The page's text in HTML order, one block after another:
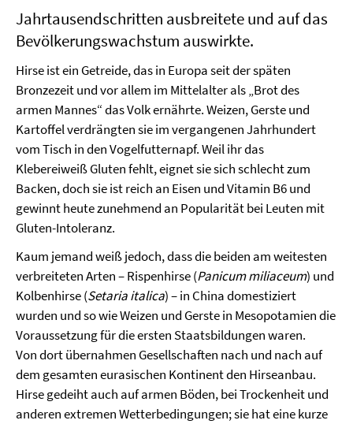
Jahrtausendschritten ausbreitete und auf das
Bevölkerungswachstum auswirkte.
Hirse ist ein Getreide, das in Europa seit der späten
Bronzezeit und vor allem im Mittelalter als „Brot des
armen Mannes“ das Volk ernährte. Weizen, Gerste und
Kartoffel verdrängten sie im vergangenen Jahrhundert
vom Tisch in den Vogelfutternapf. Weil ihr das
Klebereiweiß Gluten fehlt, eignet sie sich schlecht zum
Backen, doch sie ist reich an Eisen und Vitamin B6 und
gewinnt heute zunehmend an Popularität bei Leuten mit
Gluten-Intoleranz.
Kaum jemand weiß jedoch, dass die beiden am weitesten
verbreiteten Arten – Rispenhirse (Panicum miliaceum) und
Kolbenhirse (Setaria italica) – in China domestiziert
wurden und so wie Weizen und Gerste in Mesopotamien die
Voraussetzung für die ersten Staatsbildungen waren.
Von dort übernahmen Gesellschaften nach und nach auf
dem gesamten eurasischen Kontinent den Hirseanbau.
Hirse gedeiht auch auf armen Böden, bei Trockenheit und
anderen extremen Wetterbedingungen; sie hat eine kurze